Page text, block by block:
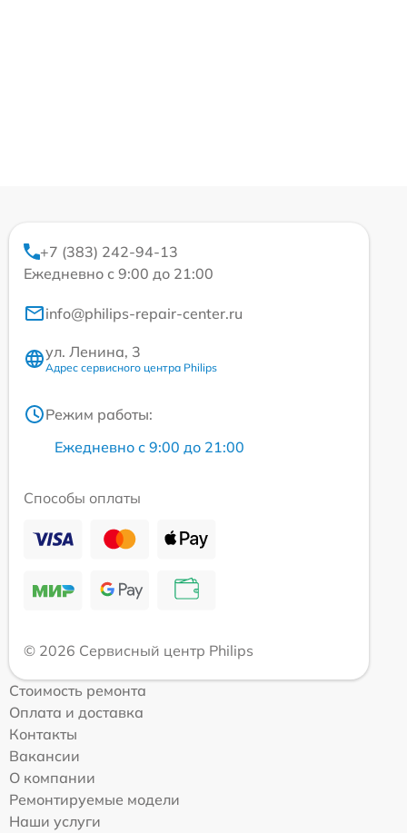
+7 (383) 242-94-13
Ежедневно с 9:00 до 21:00
info@philips-repair-center.ru
ул. Ленина, 3
Адрес сервисного центра Philips
Режим работы:
Ежедневно с 9:00 до 21:00
Способы оплаты
© 2026 Сервисный центр Philips
Стоимость ремонта
Оплата и доставка
Контакты
Вакансии
О компании
Ремонтируемые модели
Наши услуги